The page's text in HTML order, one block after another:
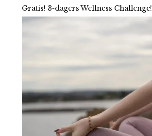
Gratis! 3-dagers Wellness Challenge!